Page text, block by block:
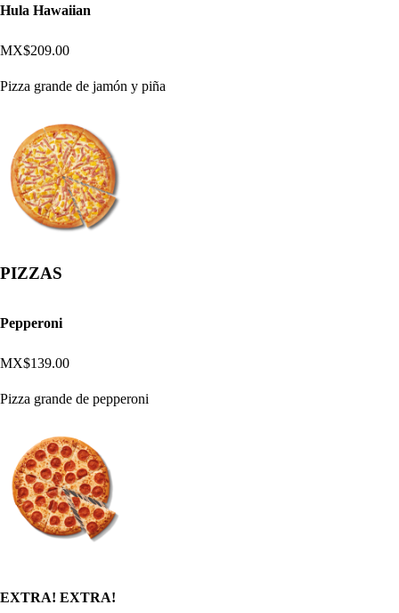
Hula Hawaiian
MX$209.00
Pizza grande de jamón y piña
PIZZAS
Pepperoni
MX$139.00
Pizza grande de pepperoni
EXTRA! EXTRA!